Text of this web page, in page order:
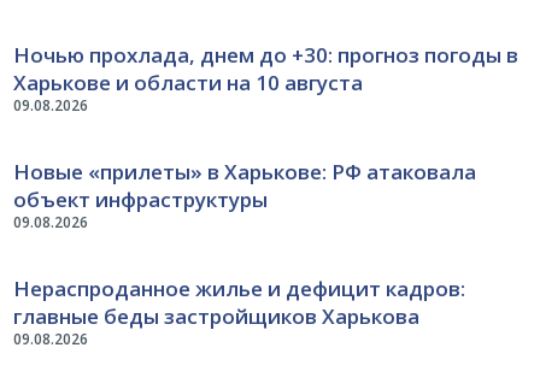
09.08.2026
Ночью прохлада, днем до +30: прогноз погоды в
Харькове и области на 10 августа
09.08.2026
Новые «прилеты» в Харькове: РФ атаковала
объект инфраструктуры
09.08.2026
Нераспроданное жилье и дефицит кадров:
главные беды застройщиков Харькова